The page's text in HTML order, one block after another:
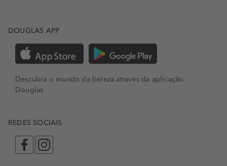
DOUGLAS APP
Descubra o mundo da beleza através da aplicação
Douglas.
REDES SOCIAIS